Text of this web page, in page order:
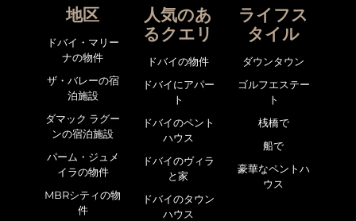
地区
ドバイ・マリー
ナの物件
ザ・バレーの宿
泊施設
ダマック ラグー
ンの宿泊施設
パーム・ジュメ
イラの物件
MBRシティの物
件
人気のあ
るクエリ
ドバイの物件
ドバイにアパー
ト
ドバイのペント
ハウス
ドバイのヴィラ
と家
ドバイのタウン
ハウス
ライフス
タイル
ダウンタウン
ゴルフエステー
ト
桟橋で
船で
豪華なペントハ
ウス